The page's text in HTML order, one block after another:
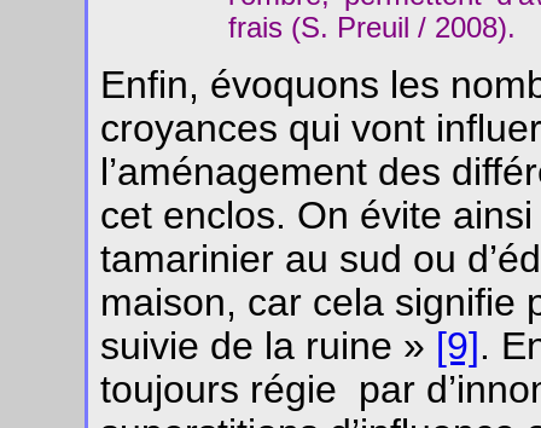
frais (S. Preuil / 2008).
Enfin, évoquons les
croyances qui vont
l’aménagement des
cet enclos. On évite
tamarinier au sud ou
maison, car cela signifie
suivie de la ruine » [9].
toujours régie par